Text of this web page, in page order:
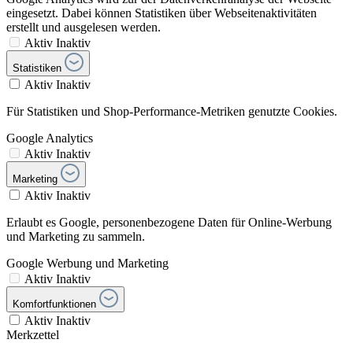
eingesetzt. Dabei können Statistiken über Webseitenaktivitäten
erstellt und ausgelesen werden.
Aktiv Inaktiv
Statistiken
Aktiv Inaktiv
Für Statistiken und Shop-Performance-Metriken genutzte Cookies.
Google Analytics
Aktiv Inaktiv
Marketing
Aktiv Inaktiv
Erlaubt es Google, personenbezogene Daten für Online-Werbung
und Marketing zu sammeln.
Google Werbung und Marketing
Aktiv Inaktiv
Komfortfunktionen
Aktiv Inaktiv
Merkzettel